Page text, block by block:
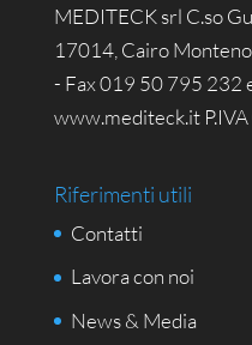
MEDITECK srl C.so
17014, Cairo
- Fax 019 50 795 232
www.mediteck.it
Riferimenti utili
Contatti
Lavora con noi
News & Media